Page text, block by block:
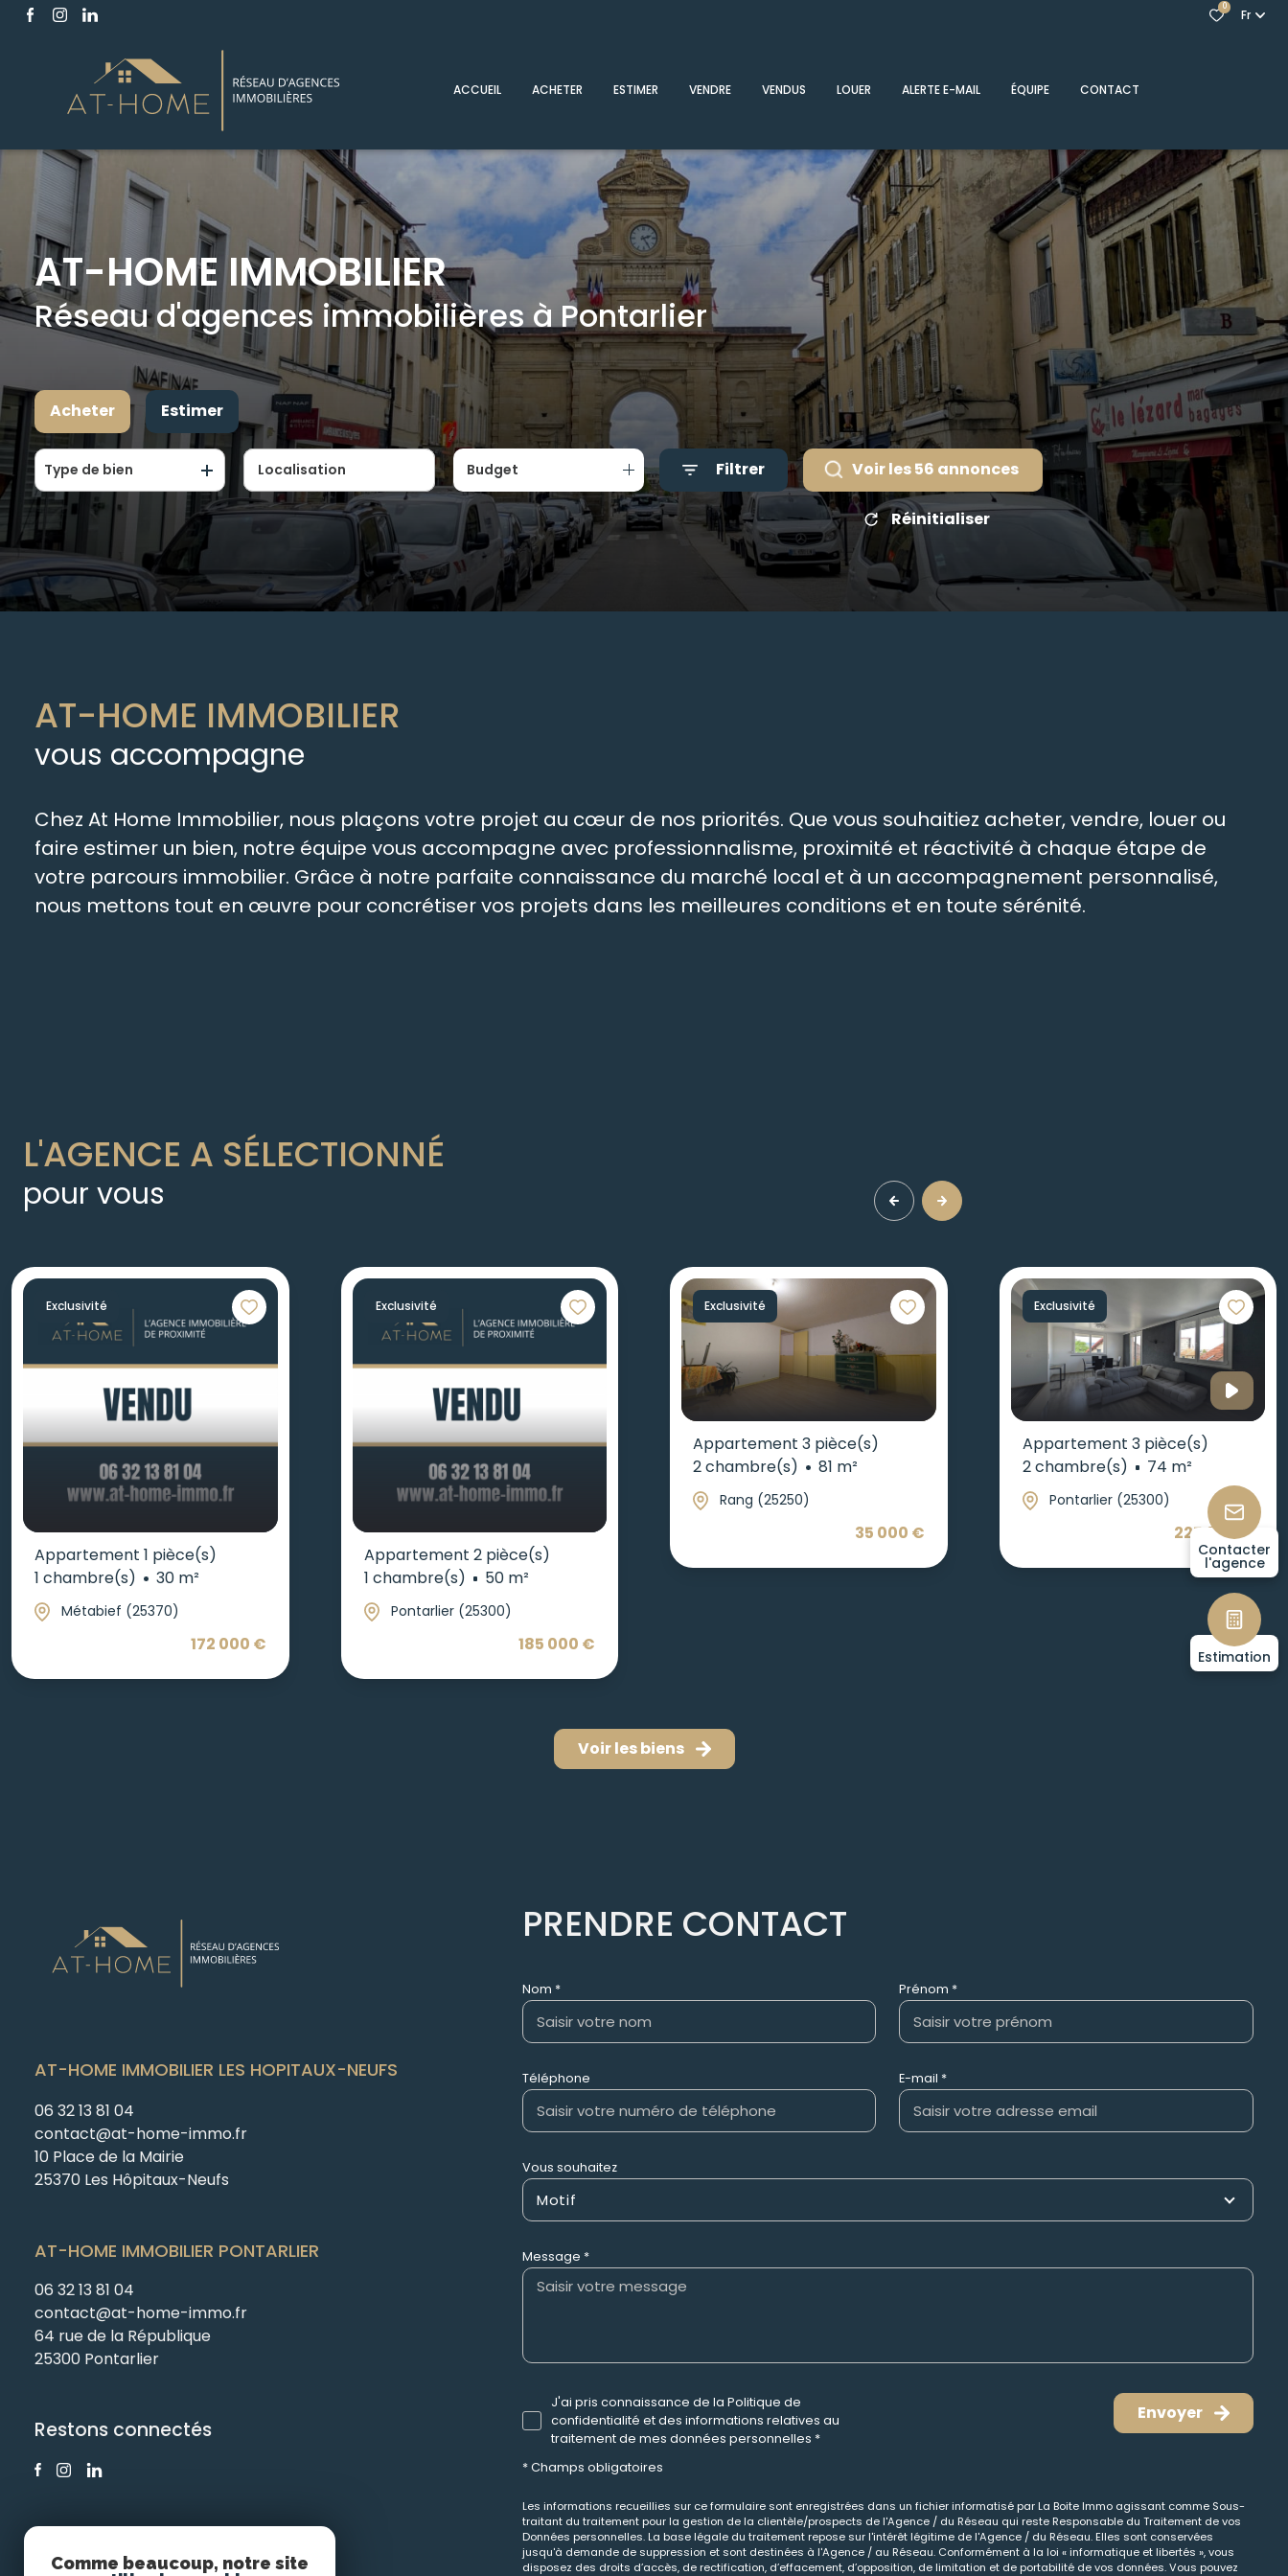
0 Fr
ACCUEIL ACHETER ESTIMER VENDRE VENDUS LOUER ALERTE E-MAIL ÉQUIPE CONTACT
AT-HOME IMMOBILIER
Réseau d'agences immobilières à Pontarlier
Acheter
De l'ancien
De l'immo pro
Estimer
Type de bien Budget Filtrer Voir les56 annonces
Réinitialiser
AT-HOME IMMOBILIER
vous accompagne
Chez At Home Immobilier, nous plaçons votre projet au cœur de nos priorités. Que vous souhaitiez acheter, vendre, louer ou
faire estimer un bien, notre équipe vous accompagne avec professionnalisme, proximité et réactivité à chaque étape de
votre parcours immobilier. Grâce à notre parfaite connaissance du marché local et à un accompagnement personnalisé,
nous mettons tout en œuvre pour concrétiser vos projets dans les meilleures conditions et en toute sérénité.
L'AGENCE A SÉLECTIONNÉ
pour vous
Exclusivité
Appartement 1 pièce(s)
1 chambre(s)
30 m²
Métabief (25370)
172 000 €
Exclusivité
Appartement 2 pièce(s)
1 chambre(s)
50 m²
Pontarlier (25300)
185 000 €
Exclusivité
Appartement 3 pièce(s)
2 chambre(s)
81 m²
Rang (25250)
35 000 €
Exclusivité
Appartement 3 pièce(s)
2 chambre(s)
74 m²
Pontarlier (25300)
225 000 €
Voir les biens
Contacter
l'agence
Estimation
PRENDRE CONTACT
Nom * Prénom *
Téléphone E-mail *
Vous souhaitez
Motif
Message *
J'ai pris connaissance de la Politique de
confidentialité et des informations relatives au
traitement de mes données personnelles *
* Champs obligatoires
Envoyer
Les informations recueillies sur ce formulaire sont enregistrées dans un fichier informatisé par La Boite Immo agissant comme Sous-
traitant du traitement pour la gestion de la clientèle/prospects de l'Agence / du Réseau qui reste Responsable du Traitement de vos
Données personnelles. La base légale du traitement repose sur l'intérêt légitime de l'Agence / du Réseau. Elles sont conservées
jusqu'à demande de suppression et sont destinées à l'Agence / au Réseau. Conformément à la loi « informatique et libertés », vous
disposez des droits d’accès, de rectification, d’effacement, d’opposition, de limitation et de portabilité de vos données. Vous pouvez
AT-HOME IMMOBILIER LES HOPITAUX-NEUFS
06 32 13 81 04
contact@at-home-immo.fr
10 Place de la Mairie
25370 Les Hôpitaux-Neufs
AT-HOME IMMOBILIER PONTARLIER
06 32 13 81 04
contact@at-home-immo.fr
64 rue de la République
25300 Pontarlier
Restons connectés
Comme beaucoup, notre site